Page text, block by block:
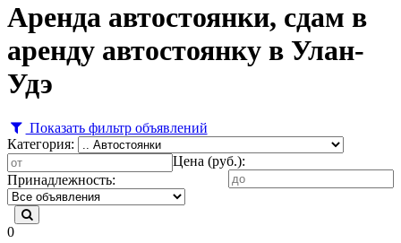
Аренда автостоянки, сдам в
аренду автостоянку в Улан-
Удэ
Показать фильтр объявлений
Категория:
Цена (руб.):
Принадлежность:
0